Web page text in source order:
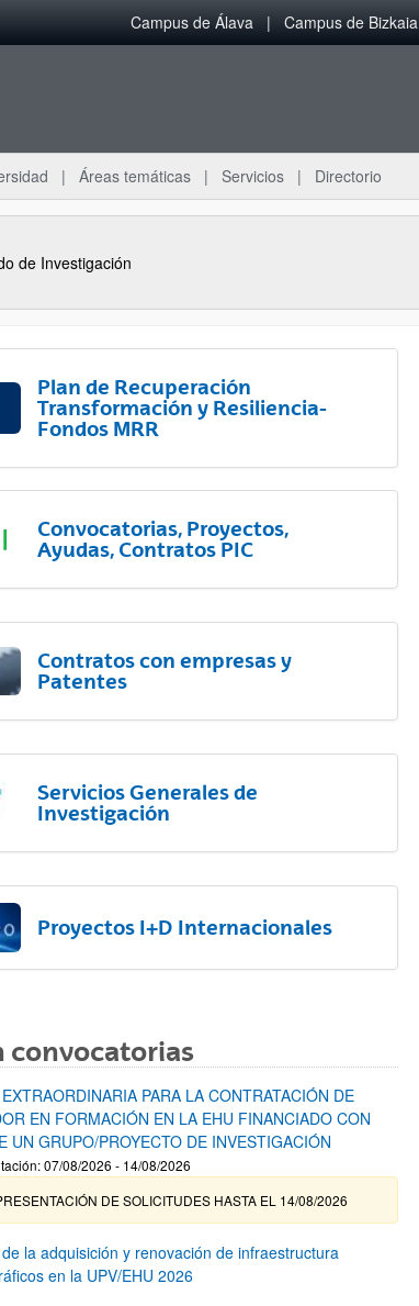
Campus de Álava Campus de Bizkaia
Áreas temáticas Servicios Directorio
de Investigación
Plan de Recuperación
Transformación y Resiliencia-
Fondos MRR
Convocatorias, Proyectos,
Ayudas, Contratos PIC
Contratos con empresas y
Patentes
Servicios Generales de
Investigación
Proyectos I+D Internacionales
convocatorias
PARA LA CONTRATACIÓN DE
EN FORMACIÓN EN LA EHU FINANCIADO CON
UN GRUPO/PROYECTO DE INVESTIGACIÓN
07/08/2026 - 14/08/2026
DE SOLICITUDES HASTA EL 14/08/2026
la adquisición y renovación de infraestructura
en la UPV/EHU 2026